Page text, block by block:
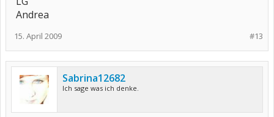
Andrea
#13
15. April 2009
Sabrina12682
Ich sage was ich denke.